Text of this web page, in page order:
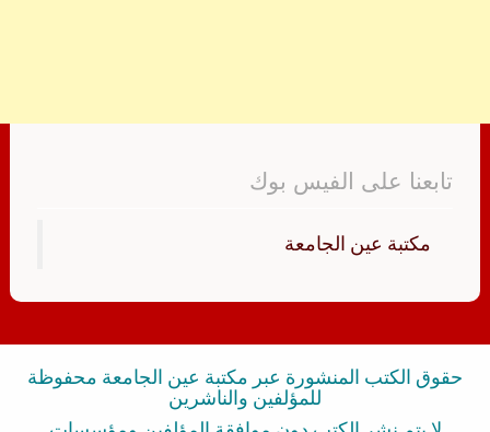
تابعنا على الفيس بوك
‏مكتبة عين الجامعة‏
حقوق الكتب المنشورة عبر مكتبة عين الجامعة محفوظة
للمؤلفين والناشرين